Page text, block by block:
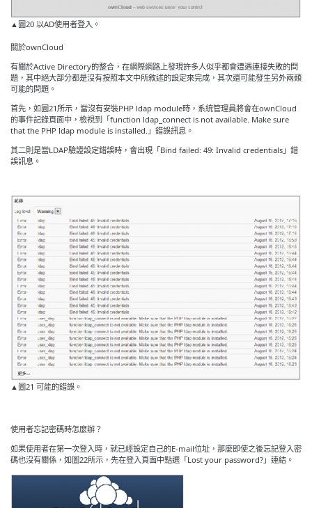
▲圖20 以AD使用者登入。
關於ownCloud
有關於Active Directory的整合，在網際網路上發現許多人似乎都會遭遇連接失敗的問
題，其中絕大部分都是沒有按照本文中所敘述的設定來完成，其次還可能發生另外兩類
可能的問題。
首先，如圖21所示，當沒有安裝PHP ldap module時，系統管理員將會在ownCloud
的事件記錄頁面中，檢視到「function ldap_connect is not available. Make sure
that the PHP ldap module is installed.」錯誤訊息。
其二則是當LDAP驗證設定錯誤時，會出現「Bind failed: 49: Invalid credentials」錯
誤訊息。
▲圖21 可能的錯誤。
使用者忘記密碼時怎麼辦？
如果使用者在第一次登入時，就已經設定自己的E-mail位址，那麼即使之後忘記登入密
碼也沒有關係，如圖22所示，先在登入頁面中點選「Lost your password?」連結。